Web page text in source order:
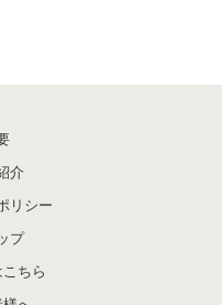
介
リシー
プ
ちら